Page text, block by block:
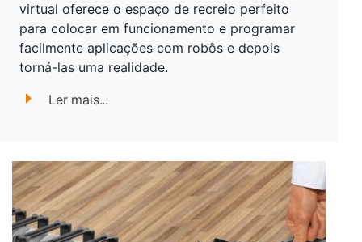
virtual oferece o espaço de recreio perfeito
para colocar em funcionamento e programar
facilmente aplicações com robôs e depois
torná-las uma realidade.
Ler mais...